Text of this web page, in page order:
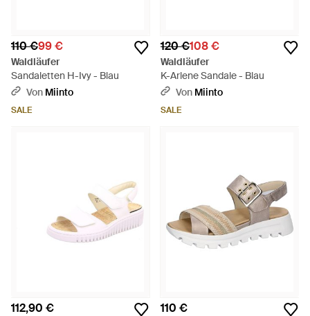
110 €99 €
Waldläufer
Sandaletten H-Ivy - Blau
Von Miinto
SALE
120 €108 €
Waldläufer
K-Arlene Sandale - Blau
Von Miinto
SALE
112,90 € 110 €